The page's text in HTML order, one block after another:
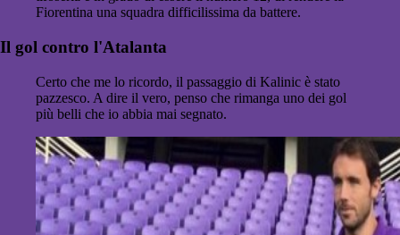
Fiorentina una squadra difficilissima da battere.
Il gol contro l'Atalanta
Certo che me lo ricordo, il passaggio di Kalinic è stato
pazzesco. A dire il vero, penso che rimanga uno dei gol
più belli che io abbia mai segnato.